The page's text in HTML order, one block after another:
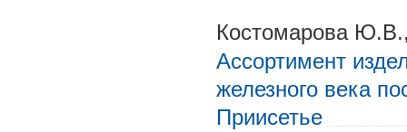
Костомарова
Ассортимент
железного века
Приисетье